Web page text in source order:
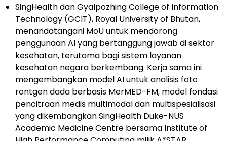
SingHealth dan Gyalpozhing College of Information
Technology (GCIT), Royal University of Bhutan,
menandatangani MoU untuk mendorong
penggunaan AI yang bertanggung jawab di sektor
kesehatan, terutama bagi sistem layanan
kesehatan negara berkembang. Kerja sama ini
mengembangkan model AI untuk analisis foto
rontgen dada berbasis MerMED-FM, model fondasi
pencitraan medis multimodal dan multispesialisasi
yang dikembangkan SingHealth Duke-NUS
Academic Medicine Centre bersama Institute of